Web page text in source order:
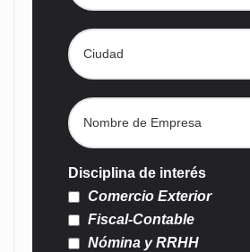
Disciplina de interés
Comercio Exterior
Fiscal-Contable
Nómina y RRHH